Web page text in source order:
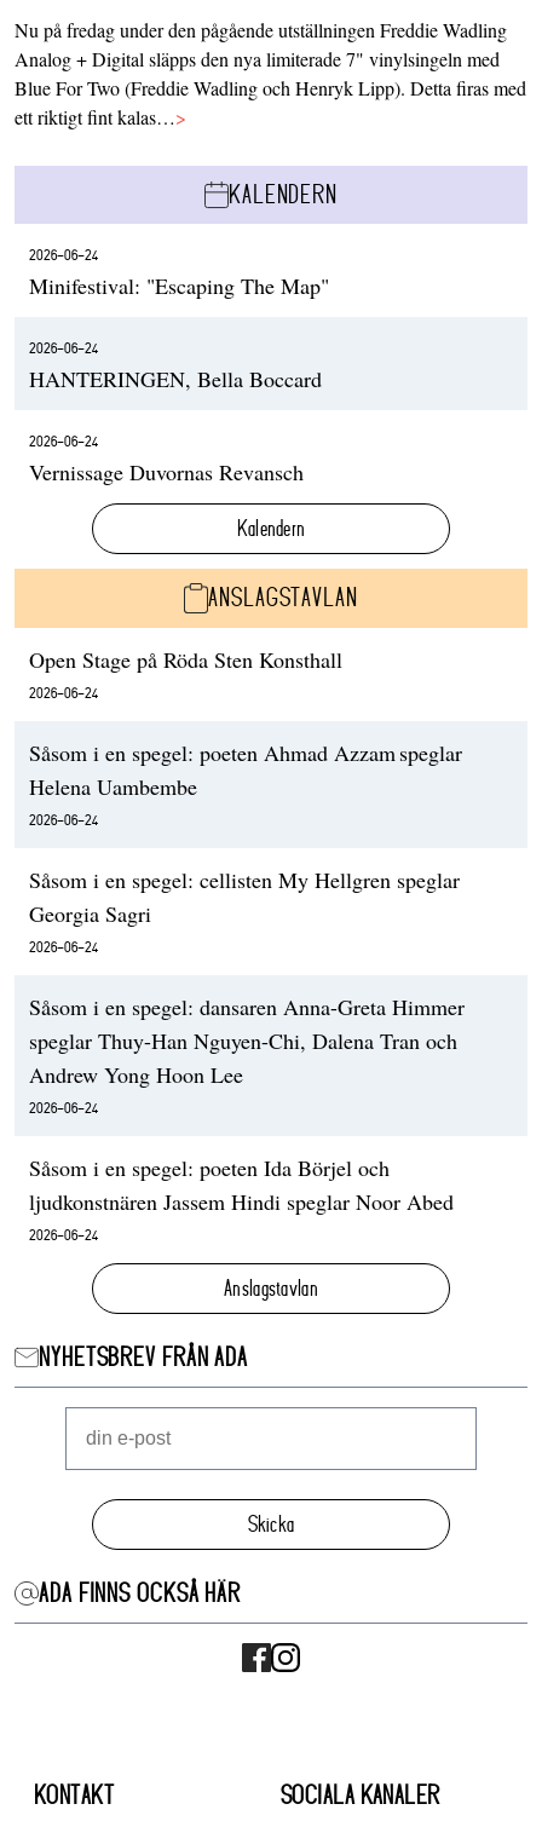
Nu på fredag under den pågående utställningen Freddie Wadling
Analog + Digital släpps den nya limiterade 7" vinylsingeln med
Blue For Two (Freddie Wadling och Henryk Lipp). Detta firas med
ett riktigt fint kalas…>
KALENDERN
2026-06-24
Minifestival: "Escaping The Map"
2026-06-24
HANTERINGEN, Bella Boccard
2026-06-24
Vernissage Duvornas Revansch
Kalendern
ANSLAGSTAVLAN
Open Stage på Röda Sten Konsthall
2026-06-24
Såsom i en spegel: poeten Ahmad Azzam speglar
Helena Uambembe
2026-06-24
Såsom i en spegel: cellisten My Hellgren speglar
Georgia Sagri
2026-06-24
Såsom i en spegel: dansaren Anna-Greta Himmer
speglar Thuy-Han Nguyen-Chi, Dalena Tran och
Andrew Yong Hoon Lee
2026-06-24
Såsom i en spegel: poeten Ida Börjel och
ljudkonstnären Jassem Hindi speglar Noor Abed
2026-06-24
Anslagstavlan
NYHETSBREV FRÅN ADA
Skicka
ADA FINNS OCKSÅ HÄR
KONTAKT SOCIALA KANALER